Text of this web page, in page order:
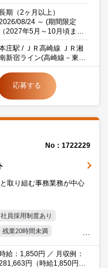
働7時間×月21日）交通費
給有
期（2ヶ月以上）
08/24 ～ (期間限定
（2027年5月～10月頃まで
予定）)
庄駅 / ＪＲ高崎線 ＪＲ湘
新宿ライン(高崎線－東海
道本線) 7分 徒歩
応募する
No：1722229
取り組む事務業務が中心
社員採用制度あり
残業20時間未満
30代活躍中
派遣社員就業中
給：1,850円 ／ 月収例：
円（時給1,850円×